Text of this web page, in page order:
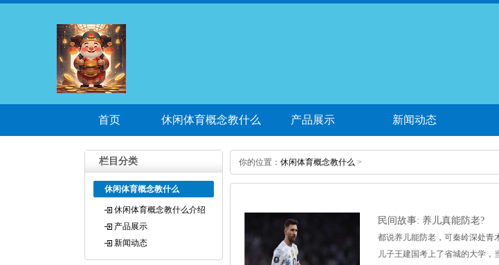
首页 休闲体育概念教什么
介绍
产品展示 新闻动态
栏目分类
休闲体育概念教什么
休闲体育概念教什么介绍
产品展示
新闻动态
你的位置： 休闲体育概念教什么 >
民间故事: 养儿真能防老?
都说养儿能防老，可秦岭深处青
儿子王建国考上了省城的大学，